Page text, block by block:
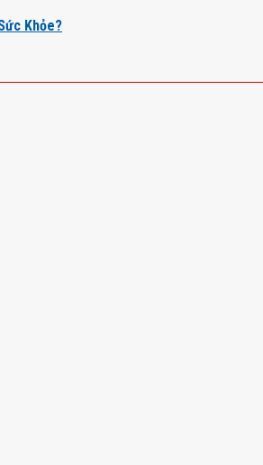
Khỏe?